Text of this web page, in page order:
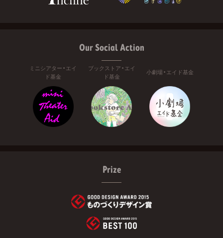
Our Social Action
ミニシアター・エイ
ド基金
ブックストア・エイ
ド基金
小劇場・エイド基金
Prize